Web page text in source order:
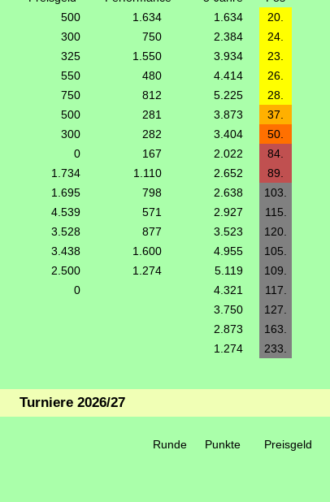
500 1.634 1.634
20.
300 750 2.384
24.
325 1.550 3.934
23.
550 480 4.414
26.
750 812 5.225
28.
500 281 3.873
37.
300 282 3.404
50.
0 167 2.022
84.
1.734 1.110 2.652
89.
1.695 798 2.638
103.
4.539 571 2.927
115.
3.528 877 3.523
120.
3.438 1.600 4.955
105.
2.500 1.274 5.119
109.
0 4.321
117.
3.750
127.
2.873
163.
1.274 233.
Turniere 2026/27
Runde Punkte Preisgeld